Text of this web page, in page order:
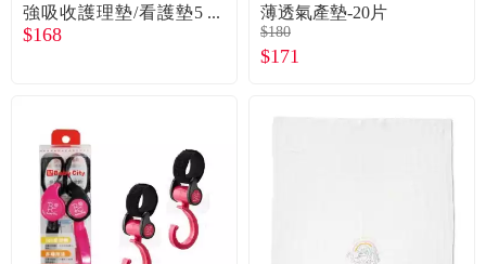
強吸收護理墊/看護墊5
片/包
$168
薄透氣產墊-20片
$180
$171